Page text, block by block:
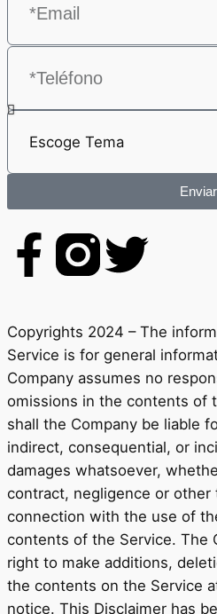
Enviar
Copyrights 2024 – The
Service is for general
Company assumes no
omissions in the contents of
shall the Company be liable
indirect, consequential, or
damages whatsoever,
contract, negligence or
connection with the use of
contents of the Service. The
right to make additions,
the contents on the Service
notice. This Disclaimer has